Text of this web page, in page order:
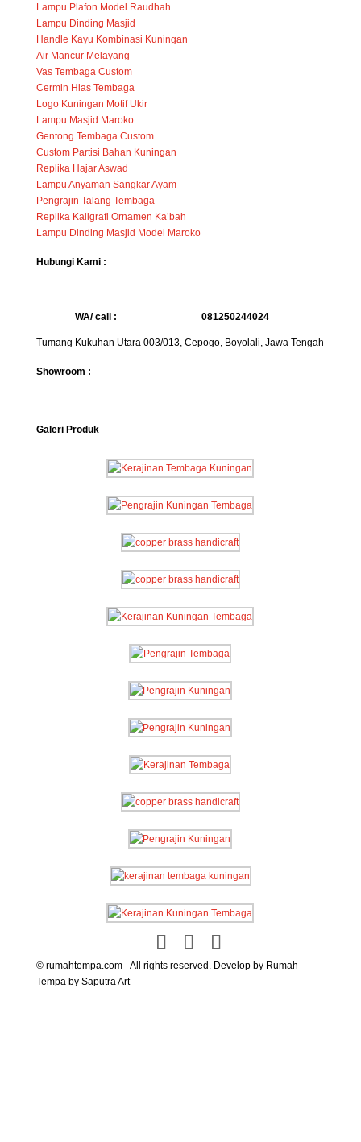
Lampu Plafon Model Raudhah
Lampu Dinding Masjid
Handle Kayu Kombinasi Kuningan
Air Mancur Melayang
Vas Tembaga Custom
Cermin Hias Tembaga
Logo Kuningan Motif Ukir
Lampu Masjid Maroko
Gentong Tembaga Custom
Custom Partisi Bahan Kuningan
Replika Hajar Aswad
Lampu Anyaman Sangkar Ayam
Pengrajin Talang Tembaga
Replika Kaligrafi Ornamen Ka’bah
Lampu Dinding Masjid Model Maroko
Hubungi Kami :
WA/ call : 081250244024
Tumang Kukuhan Utara 003/013, Cepogo, Boyolali, Jawa Tengah
Showroom :
Galeri Produk
© rumahtempa.com - All rights reserved. Develop by Rumah
Tempa by Saputra Art